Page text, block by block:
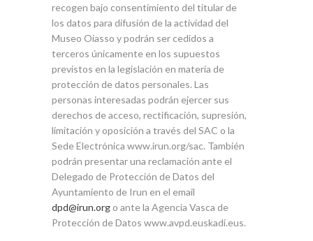
recogen bajo consentimiento del titular de
los datos para difusión de la actividad del
Museo Oiasso y podrán ser cedidos a
terceros únicamente en los supuestos
previstos en la legislación en materia de
protección de datos personales. Las
personas interesadas podrán ejercer sus
derechos de acceso, rectificación, supresión,
limitación y oposición a través del SAC o la
Sede Electrónica www.irun.org/sac. También
podrán presentar una reclamación ante el
Delegado de Protección de Datos del
Ayuntamiento de Irun en el email
dpd@irun.org o ante la Agencia Vasca de
Protección de Datos www.avpd.euskadi.eus.